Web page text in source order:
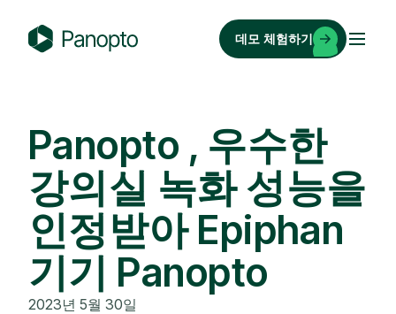
o
p
o
데모 체험하기
Panopto , 우수한
강의실 녹화 성능을
인정받아 Epiphan
기기 Panopto
2023년 5월 30일